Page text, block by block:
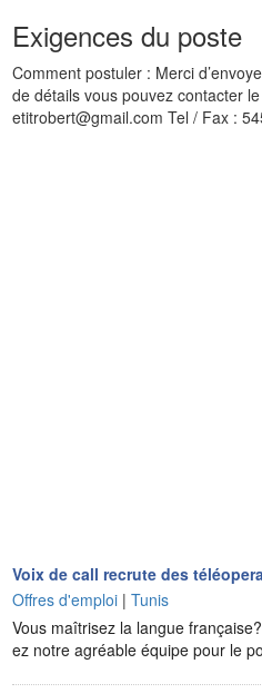
Exigences du poste
Comment postuler : Merci
de détails vous pouvez contacter
etitrobert@gmail.com Tel / Fax :
Voix de call recrute des
Offres d'emploi |Tunis
Vous maîtrisez la langue
ez notre agréable équipe pour le